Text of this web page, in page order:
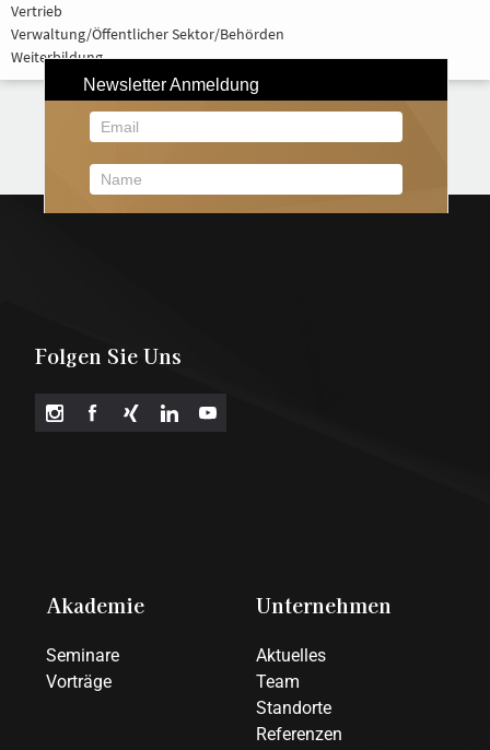
Vertrieb
Verwaltung/Öffentlicher Sektor/Behörden
Weiterbildung
Folgen Sie Uns
Akademie
Seminare
Vorträge
Unternehmen
Aktuelles
Team
Standorte
Referenzen